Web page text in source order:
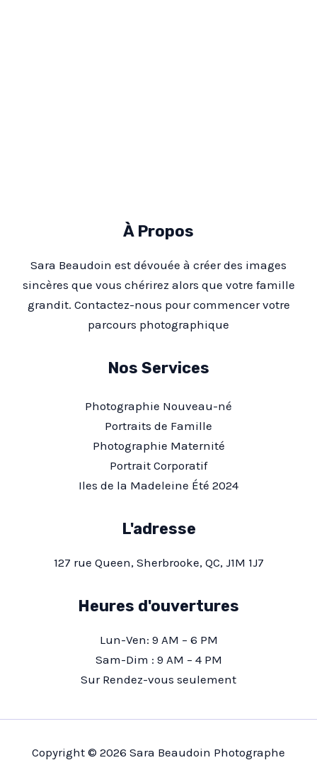
À Propos
Sara Beaudoin est dévouée à créer des images
sincères que vous chérirez alors que votre famille
grandit. Contactez-nous pour commencer votre
parcours photographique
Nos Services
Photographie Nouveau-né
Portraits de Famille
Photographie Maternité
Portrait Corporatif
Iles de la Madeleine Été 2024
L'adresse
127 rue Queen, Sherbrooke, QC, J1M 1J7
Heures d'ouvertures
Lun-Ven: 9 AM – 6 PM
Sam-Dim : 9 AM – 4 PM
Sur Rendez-vous seulement
Copyright © 2026 Sara Beaudoin Photographe